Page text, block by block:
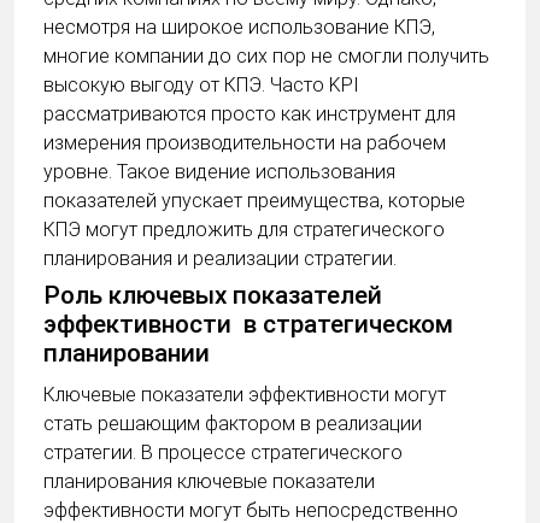
несмотря на широкое использование КПЭ,
многие компании до сих пор не смогли получить
высокую выгоду от КПЭ. Часто KPI
рассматриваются просто как инструмент для
измерения производительности на рабочем
уровне. Такое видение использования
показателей упускает преимущества, которые
КПЭ могут предложить для стратегического
планирования и реализации стратегии.
Роль ключевых показателей
эффективности в стратегическом
планировании
Ключевые показатели эффективности могут
стать решающим фактором в реализации
стратегии. В процессе стратегического
планирования ключевые показатели
эффективности могут быть непосредственно